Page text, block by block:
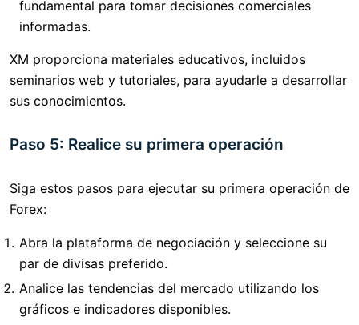
fundamental para tomar decisiones comerciales
informadas.
XM proporciona materiales educativos, incluidos
seminarios web y tutoriales, para ayudarle a desarrollar
sus conocimientos.
Paso 5: Realice su primera operación
Siga estos pasos para ejecutar su primera operación de
Forex:
Abra la plataforma de negociación y seleccione su
par de divisas preferido.
Analice las tendencias del mercado utilizando los
gráficos e indicadores disponibles.